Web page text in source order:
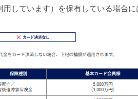
用しています）を保有している場合に